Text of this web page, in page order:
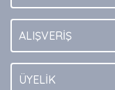
ALIŞVERİŞ
ÜYELİK